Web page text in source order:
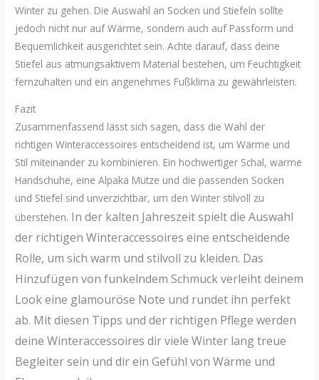
Winter zu gehen. Die Auswahl an Socken und Stiefeln sollte
jedoch nicht nur auf Wärme, sondern auch auf Passform und
Bequemlichkeit ausgerichtet sein. Achte darauf, dass deine
Stiefel aus atmungsaktivem Material bestehen, um Feuchtigkeit
fernzuhalten und ein angenehmes Fußklima zu gewährleisten.
Fazit
Zusammenfassend lässt sich sagen, dass die Wahl der
richtigen Winteraccessoires entscheidend ist, um Wärme und
Stil miteinander zu kombinieren. Ein hochwertiger Schal, warme
Handschuhe, eine Alpaka Mütze und die passenden Socken
und Stiefel sind unverzichtbar, um den Winter stilvoll zu
überstehen. In der kalten Jahreszeit spielt die Auswahl
der richtigen Winteraccessoires eine entscheidende
Rolle, um sich warm und stilvoll zu kleiden. Das
Hinzufügen von funkelndem Schmuck verleiht deinem
Look eine glamouröse Note und rundet ihn perfekt
ab. Mit diesen Tipps und der richtigen Pflege werden
deine Winteraccessoires dir viele Winter lang treue
Begleiter sein und dir ein Gefühl von Wärme und